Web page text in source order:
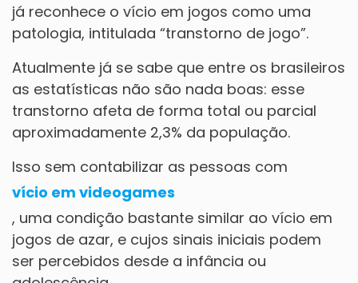
já reconhece o vício em jogos como uma
patologia, intitulada “transtorno de jogo”.
Atualmente já se sabe que entre os brasileiros
as estatísticas não são nada boas: esse
transtorno afeta de forma total ou parcial
aproximadamente 2,3% da população.
Isso sem contabilizar as pessoas com
vício em videogames
, uma condição bastante similar ao vício em
jogos de azar, e cujos sinais iniciais podem
ser percebidos desde a infância ou